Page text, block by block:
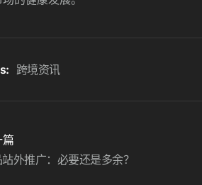
跨境资讯
篇
外推广：必要还是多余？